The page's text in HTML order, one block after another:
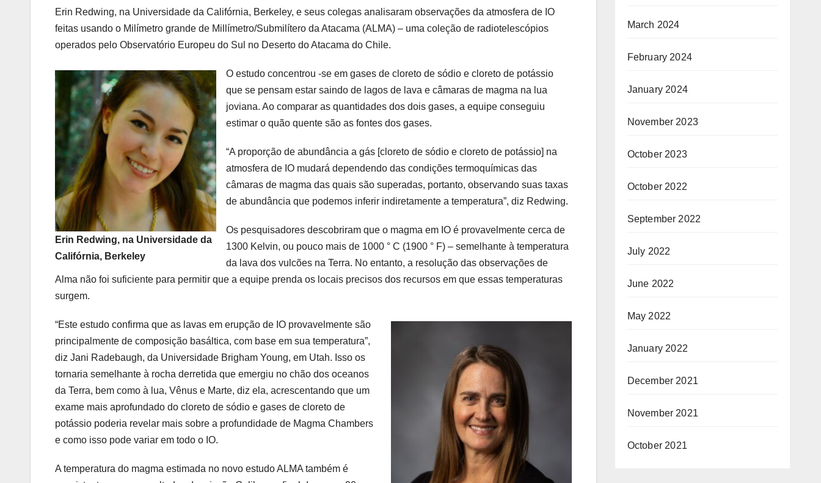
Erin Redwing, na Universidade da Califórnia, Berkeley, e seus colegas analisaram observações da atmosfera de IO
feitas usando o Milímetro grande de Millímetro/Submilítero da Atacama (ALMA) – uma coleção de radiotelescópios
operados pelo Observatório Europeu do Sul no Deserto do Atacama do Chile.
Erin Redwing, na Universidade da
Califórnia, Berkeley
O estudo concentrou -se em gases de cloreto de sódio e cloreto de potássio
que se pensam estar saindo de lagos de lava e câmaras de magma na lua
joviana. Ao comparar as quantidades dos dois gases, a equipe conseguiu
estimar o quão quente são as fontes dos gases.
“A proporção de abundância a gás [cloreto de sódio e cloreto de potássio] na
atmosfera de IO mudará dependendo das condições termoquímicas das
câmaras de magma das quais são superadas, portanto, observando suas taxas
de abundância que podemos inferir indiretamente a temperatura”, diz Redwing.
Os pesquisadores descobriram que o magma em IO é provavelmente cerca de
1300 Kelvin, ou pouco mais de 1000 ° C (1900 ° F) – semelhante à temperatura
da lava dos vulcões na Terra. No entanto, a resolução das observações de
Alma não foi suficiente para permitir que a equipe prenda os locais precisos dos recursos em que essas temperaturas
surgem.
“Este estudo confirma que as lavas em erupção de IO provavelmente são
principalmente de composição basáltica, com base em sua temperatura”,
diz Jani Radebaugh, da Universidade Brigham Young, em Utah. Isso os
tornaria semelhante à rocha derretida que emergiu no chão dos oceanos
da Terra, bem como à lua, Vênus e Marte, diz ela, acrescentando que um
exame mais aprofundado do cloreto de sódio e gases de cloreto de
potássio poderia revelar mais sobre a profundidade de Magma Chambers
e como isso pode variar em todo o IO.
A temperatura do magma estimada no novo estudo ALMA também é
March 2024
February 2024
January 2024
November 2023
October 2023
October 2022
September 2022
July 2022
June 2022
May 2022
January 2022
December 2021
November 2021
October 2021